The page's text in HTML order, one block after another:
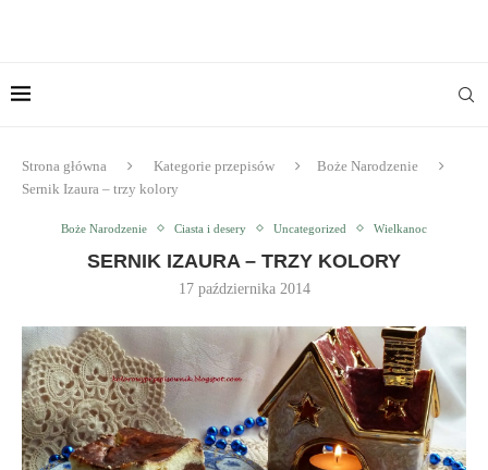
Strona główna Kategorie przepisów
Boże Narodzenie
Sernik Izaura – trzy kolory
Boże Narodzenie Ciasta i desery Uncategorized Wielkanoc
SERNIK IZAURA – TRZY KOLORY
17 października 2014